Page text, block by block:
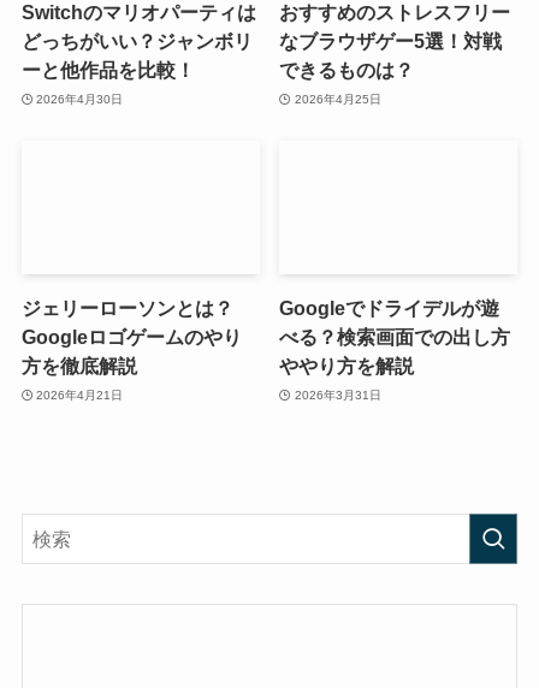
Switchのマリオパーティは
どっちがいい？ジャンボリ
ーと他作品を比較！
2026年4月30日
おすすめのストレスフリー
なブラウザゲー5選！対戦
できるものは？
2026年4月25日
ジェリーローソンとは？
Googleロゴゲームのやり
方を徹底解説
2026年4月21日
Googleでドライデルが遊
べる？検索画面での出し方
ややり方を解説
2026年3月31日